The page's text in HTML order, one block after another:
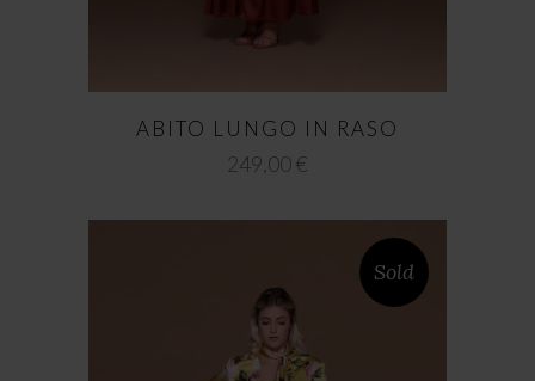
ABITO LUNGO IN RASO
249,00€
Sold